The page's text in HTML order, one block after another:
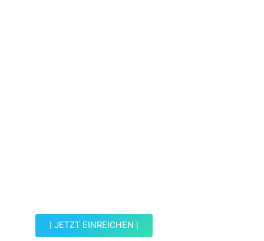
| JETZT EINREICHEN |